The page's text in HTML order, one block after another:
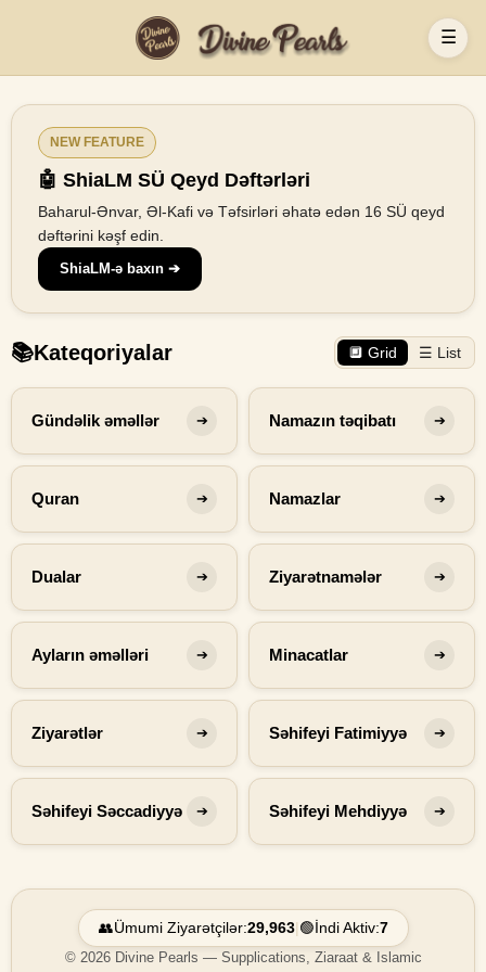
☰
NEW FEATURE
🤖 ShiaLM SÜ Qeyd Dəftərləri
Baharul-Ənvar, Əl-Kafi və Təfsirləri əhatə edən 16 SÜ qeyd
dəftərini kəşf edin.
ShiaLM-ə baxın ➔
📚Kateqoriyalar 🔲 Grid ☰ List
Gündəlik əməllər ➔ Namazın təqibatı ➔
Quran ➔ Namazlar ➔
Dualar ➔ Ziyarətnamələr ➔
Ayların əməlləri ➔ Minacatlar ➔
Ziyarətlər ➔ Səhifeyi Fatimiyyə ➔
Səhifeyi Səccadiyyə ➔ Səhifeyi Mehdiyyə ➔
👥Ümumi Ziyarətçilər:29,963| 🟢 İndi Aktiv:7
© 2026 Divine Pearls — Supplications, Ziaraat & Islamic